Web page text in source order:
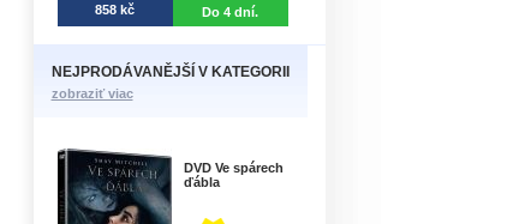
858 kč Do 4 dní.
NEJPRODÁVANĚJŠÍ V KATEGORII
zobraziť viac
DVD Ve spárech
ďábla